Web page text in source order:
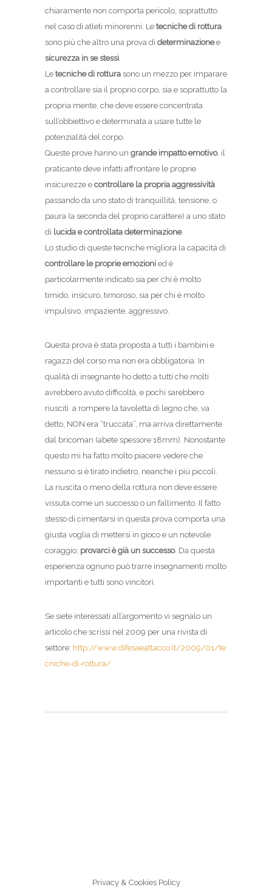
chiaramente non comporta pericolo, soprattutto
nel caso di atleti minorenni. Le tecniche di rottura
sono più che altro una prova di determinazionee
sicurezza in se stessi.
Le tecniche di rottura sono un mezzo per imparare
a controllare sia il proprio corpo, sia e soprattutto la
propria mente, che deve essere concentrata
sull’obbiettivo e determinata a usare tutte le
potenzialità del corpo.
Queste prove hanno un grande impatto emotivo, il
praticante deve infatti affrontare le proprie
insicurezze e controllare la propria aggressività
passando da uno stato di tranquillità, tensione, o
paura (a seconda del proprio carattere) a uno stato
di lucida e controllata determinazione.
Lo studio di queste tecniche migliora la capacità di
controllare le proprie emozioni ed è
particolarmente indicato sia per chi è molto
timido, insicuro, timoroso, sia per chi è molto
impulsivo, impaziente, aggressivo.
Questa prova è stata proposta a tutti i bambini e
ragazzi del corso ma non era obbligatoria. In
qualità di insegnante ho detto a tutti che molti
avrebbero avuto difficoltà, e pochi sarebbero
riusciti a rompere la tavoletta di legno che, va
detto, NON era “truccata”, ma arriva direttamente
dal bricoman (abete spessore 18mm). Nonostante
questo mi ha fatto molto piacere vedere che
nessuno si è tirato indietro, neanche i più piccoli.
La riuscita o meno della rottura non deve essere
vissuta come un successo o un fallimento. Il fatto
stesso di cimentarsi in questa prova comporta una
giusta voglia di mettersi in gioco e un notevole
coraggio; provarci è già un successo. Da questa
esperienza ognuno può trarre insegnamenti molto
importanti e tutti sono vincitori.
Se siete interessati all’argomento vi segnalo un
articolo che scrissi nel 2009 per una rivista di
settore: http://www.difesaeattacco.it/2009/01/te
cniche-di-rottura/
Privacy & Cookies Policy